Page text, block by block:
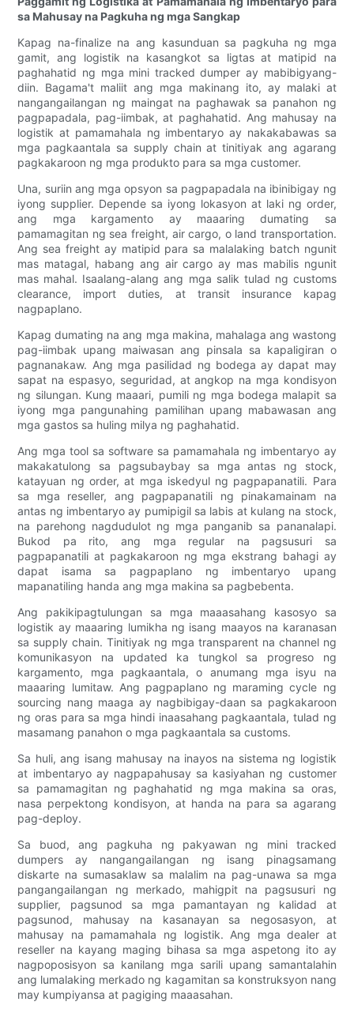
sa Mahusay na Pagkuha ng mga Sangkap
Kapag na-finalize na ang kasunduan sa pagkuha ng mga
gamit, ang logistik na kasangkot sa ligtas at matipid na
paghahatid ng mga mini tracked dumper ay mabibigyang-
diin. Bagama't maliit ang mga makinang ito, ay malaki at
nangangailangan ng maingat na paghawak sa panahon ng
pagpapadala, pag-iimbak, at paghahatid. Ang mahusay na
logistik at pamamahala ng imbentaryo ay nakakabawas sa
mga pagkaantala sa supply chain at tinitiyak ang agarang
pagkakaroon ng mga produkto para sa mga customer.
Una, suriin ang mga opsyon sa pagpapadala na ibinibigay ng
iyong supplier. Depende sa iyong lokasyon at laki ng order,
ang mga kargamento ay maaaring dumating sa
pamamagitan ng sea freight, air cargo, o land transportation.
Ang sea freight ay matipid para sa malalaking batch ngunit
mas matagal, habang ang air cargo ay mas mabilis ngunit
mas mahal. Isaalang-alang ang mga salik tulad ng customs
clearance, import duties, at transit insurance kapag
nagpaplano.
Kapag dumating na ang mga makina, mahalaga ang wastong
pag-iimbak upang maiwasan ang pinsala sa kapaligiran o
pagnanakaw. Ang mga pasilidad ng bodega ay dapat may
sapat na espasyo, seguridad, at angkop na mga kondisyon
ng silungan. Kung maaari, pumili ng mga bodega malapit sa
iyong mga pangunahing pamilihan upang mabawasan ang
mga gastos sa huling milya ng paghahatid.
Ang mga tool sa software sa pamamahala ng imbentaryo ay
makakatulong sa pagsubaybay sa mga antas ng stock,
katayuan ng order, at mga iskedyul ng pagpapanatili. Para
sa mga reseller, ang pagpapanatili ng pinakamainam na
antas ng imbentaryo ay pumipigil sa labis at kulang na stock,
na parehong nagdudulot ng mga panganib sa pananalapi.
Bukod pa rito, ang mga regular na pagsusuri sa
pagpapanatili at pagkakaroon ng mga ekstrang bahagi ay
dapat isama sa pagpaplano ng imbentaryo upang
mapanatiling handa ang mga makina sa pagbebenta.
Ang pakikipagtulungan sa mga maaasahang kasosyo sa
logistik ay maaaring lumikha ng isang maayos na karanasan
sa supply chain. Tinitiyak ng mga transparent na channel ng
komunikasyon na updated ka tungkol sa progreso ng
kargamento, mga pagkaantala, o anumang mga isyu na
maaaring lumitaw. Ang pagpaplano ng maraming cycle ng
sourcing nang maaga ay nagbibigay-daan sa pagkakaroon
ng oras para sa mga hindi inaasahang pagkaantala, tulad ng
masamang panahon o mga pagkaantala sa customs.
Sa huli, ang isang mahusay na inayos na sistema ng logistik
at imbentaryo ay nagpapahusay sa kasiyahan ng customer
sa pamamagitan ng paghahatid ng mga makina sa oras,
nasa perpektong kondisyon, at handa na para sa agarang
pag-deploy.
Sa buod, ang pagkuha ng pakyawan ng mini tracked
dumpers ay nangangailangan ng isang pinagsamang
diskarte na sumasaklaw sa malalim na pag-unawa sa mga
pangangailangan ng merkado, mahigpit na pagsusuri ng
supplier, pagsunod sa mga pamantayan ng kalidad at
pagsunod, mahusay na kasanayan sa negosasyon, at
mahusay na pamamahala ng logistik. Ang mga dealer at
reseller na kayang maging bihasa sa mga aspetong ito ay
nagpoposisyon sa kanilang mga sarili upang samantalahin
ang lumalaking merkado ng kagamitan sa konstruksyon nang
may kumpiyansa at pagiging maaasahan.